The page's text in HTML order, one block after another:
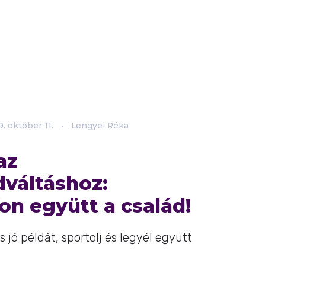
október 11. Lengyel Réka
együtt a család!
jó példát, sportolj és legyél együtt